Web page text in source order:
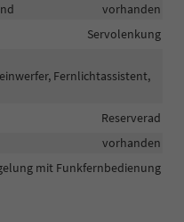
vorhanden
Servolenkung
Fernlichtassistent,
Reserverad
vorhanden
mit Funkfernbedienung